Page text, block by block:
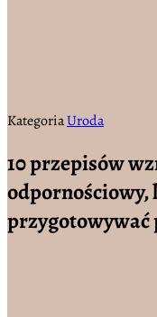
KategoriaUroda
10 przepisów
odpornościowy,
przygotowywać